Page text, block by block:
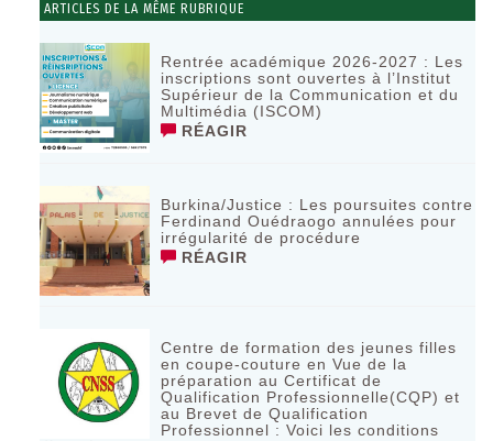
ARTICLES DE LA MÊME RUBRIQUE
Rentrée académique 2026-2027 : Les
inscriptions sont ouvertes à l’Institut
Supérieur de la Communication et du
Multimédia (ISCOM)
RÉAGIR
Burkina/Justice : Les poursuites contre
Ferdinand Ouédraogo annulées pour
irrégularité de procédure
RÉAGIR
Centre de formation des jeunes filles
en coupe-couture en Vue de la
préparation au Certificat de
Qualification Professionnelle(CQP) et
au Brevet de Qualification
Professionnel : Voici les conditions